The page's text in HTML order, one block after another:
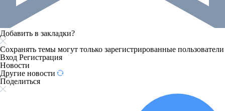
Добавить в закладки?
Сохранять темы могут только зарегистрированные пользователи
Вход Регистрация
Новости
Другие новости
Поделиться